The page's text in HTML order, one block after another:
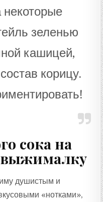
некоторые
зеленью
кашицей,
корицу.
сока на
душистым и
«нотками»,